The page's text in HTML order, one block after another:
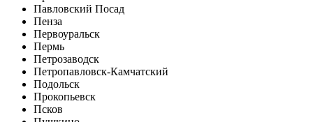
Павловский Посад
Пенза
Первоуральск
Пермь
Петрозаводск
Петропавловск-Камчатский
Подольск
Прокопьевск
Псков